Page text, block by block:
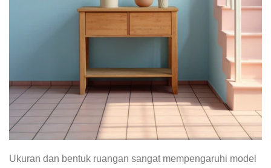
Ukuran dan bentuk ruangan sangat mempengaruhi model